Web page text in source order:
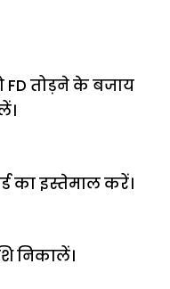
FD तोड़ने के बजाय
का इस्तेमाल करें।
निकालें।